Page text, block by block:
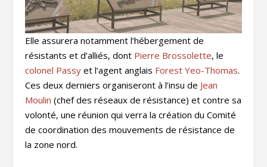
Elle assurera notamment l’hébergement de
résistants et d’alliés, dont Pierre Brossolette, le
colonel Passy et l’agent anglais Forest Yeo-Thomas.
Ces deux derniers organiseront à l’insu de Jean
Moulin (chef des réseaux de résistance) et contre sa
volonté, une réunion qui verra la création du Comité
de coordination des mouvements de résistance de
la zone nord.